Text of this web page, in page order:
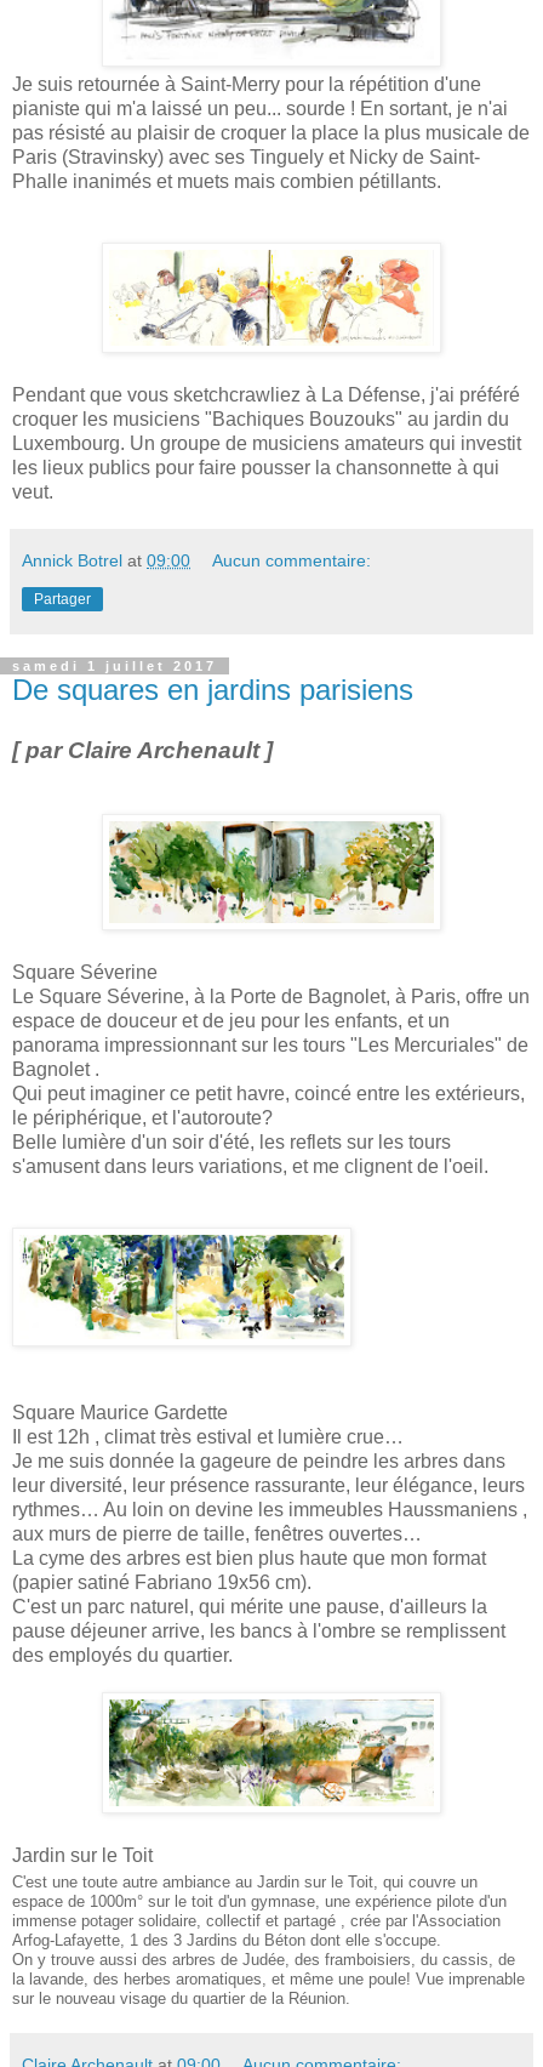
Je suis retournée à Saint-Merry pour la répétition d'une
pianiste qui m'a laissé un peu... sourde ! En sortant, je n'ai
pas résisté au plaisir de croquer la place la plus musicale de
Paris (Stravinsky) avec ses Tinguely et Nicky de Saint-
Phalle inanimés et muets mais combien pétillants.
Pendant que vous sketchcrawliez à La Défense, j'ai préféré
croquer les musiciens "Bachiques Bouzouks" au jardin du
Luxembourg. Un groupe de musiciens amateurs qui investit
les lieux publics pour faire pousser la chansonnette à qui
veut.
Annick Botrel at 09:00 Aucun commentaire:
Partager
samedi 1 juillet 2017
De squares en jardins parisiens
[ par Claire Archenault ]
Square Séverine
Le Square Séverine, à la Porte de Bagnolet, à Paris, offre un
espace de douceur et de jeu pour les enfants, et un
panorama impressionnant sur les tours "Les Mercuriales" de
Bagnolet .
Qui peut imaginer ce petit havre, coincé entre les extérieurs,
le périphérique, et l'autoroute?
Belle lumière d'un soir d'été, les reflets sur les tours
s'amusent dans leurs variations, et me clignent de l'oeil.
Square Maurice Gardette
Il est 12h , climat très estival et lumière crue…
Je me suis donnée la gageure de peindre les arbres dans
leur diversité, leur présence rassurante, leur élégance, leurs
rythmes… Au loin on devine les immeubles Haussmaniens ,
aux murs de pierre de taille, fenêtres ouvertes…
La cyme des arbres est bien plus haute que mon format
(papier satiné Fabriano 19x56 cm).
C'est un parc naturel, qui mérite une pause, d'ailleurs la
pause déjeuner arrive, les bancs à l'ombre se remplissent
des employés du quartier.
Jardin sur le Toit
C'est une toute autre ambiance au Jardin sur le Toit, qui couvre un
espace de 1000m° sur le toit d'un gymnase, une expérience pilote d'un
immense potager solidaire, collectif et partagé , crée par l'Association
Arfog-Lafayette, 1 des 3 Jardins du Béton dont elle s'occupe.
On y trouve aussi des arbres de Judée, des framboisiers, du cassis, de
la lavande, des herbes aromatiques, et même une poule! Vue imprenable
sur le nouveau visage du quartier de la Réunion.